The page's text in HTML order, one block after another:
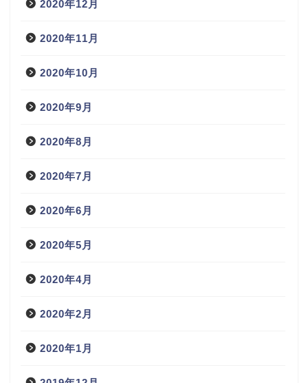
2020年12月
2020年11月
2020年10月
2020年9月
2020年8月
2020年7月
2020年6月
2020年5月
2020年4月
2020年2月
2020年1月